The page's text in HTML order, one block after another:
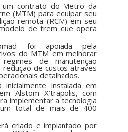
um contrato do Metro da
(MTM) para equipar seu
remota (RCM) em seu
de trem que opera
foi apoiada pela
do MTM em melhorar
de manutenção
redução de custos através
detalhados.
inicialmente instalada em
Alstom X’trapolis, com
implementar a tecnologia
total de mais de 400
criado e implantado por